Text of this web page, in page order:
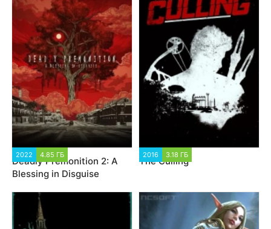
2022 4.85 ГБ
Deadly Premonition 2: A
Blessing in Disguise
2016 3.18 ГБ
The Culling